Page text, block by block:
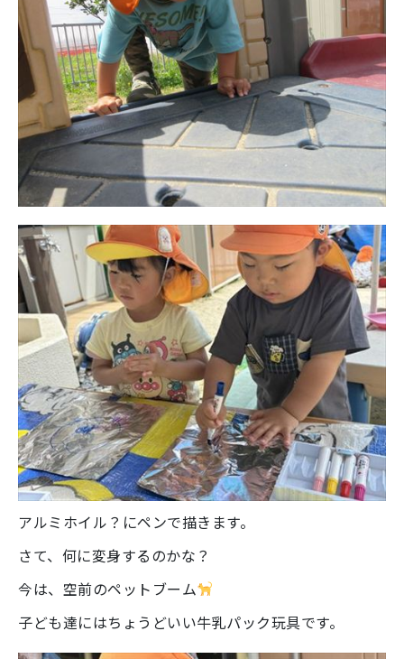
アルミホイル？にペンで描きます。
さて、何に変身するのかな？
今は、空前のペットブーム
子ども達にはちょうどいい牛乳パック玩具です。